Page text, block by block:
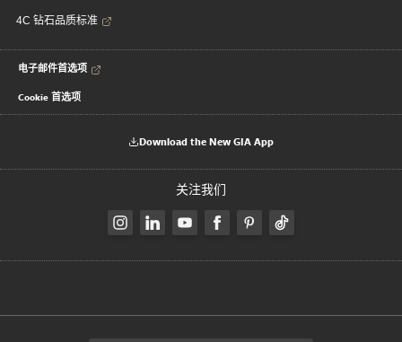
4C 钻石品质标准
电子邮件首选项
Cookie 首选项
Download the New GIA App
关注我们